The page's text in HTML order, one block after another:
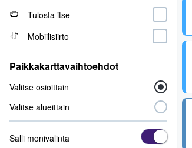
Tulosta itse
Mobiilisiirto
Paikkakarttavaihtoehdot
Valitse osioittain
Valitse alueittain
Salli monivalinta